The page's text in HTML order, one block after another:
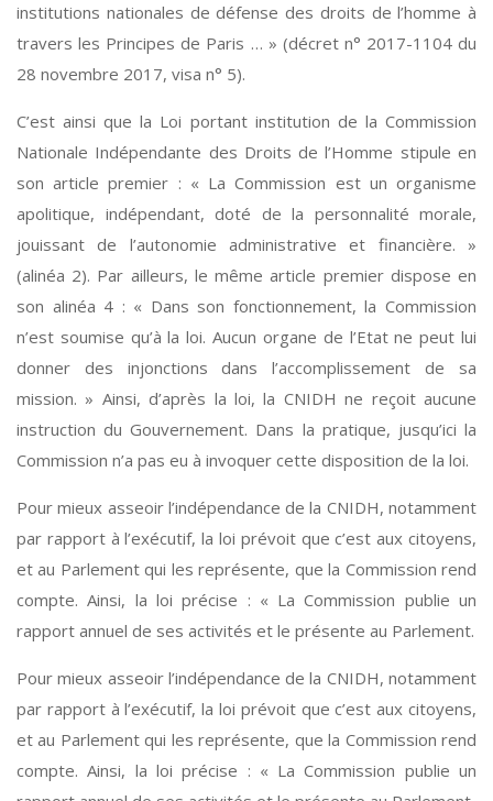
institutions nationales de défense des droits de l’homme à
travers les Principes de Paris … » (décret n° 2017-1104 du
28 novembre 2017, visa n° 5).
C’est ainsi que la Loi portant institution de la Commission
Nationale Indépendante des Droits de l’Homme stipule en
son article premier : « La Commission est un organisme
apolitique, indépendant, doté de la personnalité morale,
jouissant de l’autonomie administrative et financière. »
(alinéa 2). Par ailleurs, le même article premier dispose en
son alinéa 4 : « Dans son fonctionnement, la Commission
n’est soumise qu’à la loi. Aucun organe de l’Etat ne peut lui
donner des injonctions dans l’accomplissement de sa
mission. » Ainsi, d’après la loi, la CNIDH ne reçoit aucune
instruction du Gouvernement. Dans la pratique, jusqu’ici la
Commission n’a pas eu à invoquer cette disposition de la loi.
Pour mieux asseoir l’indépendance de la CNIDH, notamment
par rapport à l’exécutif, la loi prévoit que c’est aux citoyens,
et au Parlement qui les représente, que la Commission rend
compte. Ainsi, la loi précise : « La Commission publie un
rapport annuel de ses activités et le présente au Parlement.
Pour mieux asseoir l’indépendance de la CNIDH, notamment
par rapport à l’exécutif, la loi prévoit que c’est aux citoyens,
et au Parlement qui les représente, que la Commission rend
compte. Ainsi, la loi précise : « La Commission publie un